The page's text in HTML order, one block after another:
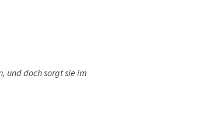
und doch sorgt sie im